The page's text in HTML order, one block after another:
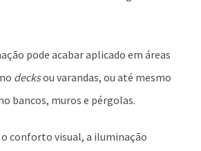
pode acabar aplicado em áreas
decksou varandas, ou até mesmo
bancos, muros e pérgolas.
conforto visual, a iluminação